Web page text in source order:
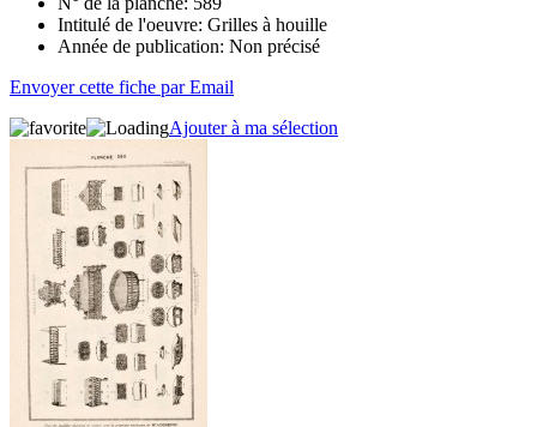
Intitulé de l'oeuvre: Grilles à houille
Année de publication: Non précisé
Envoyer cette fiche par Email
Ajouter à ma sélection